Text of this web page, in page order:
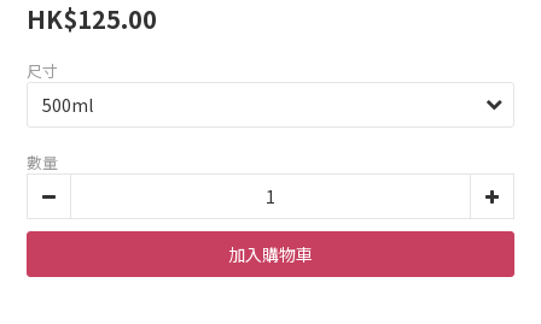
HK$125.00
尺寸
數量
加入購物車